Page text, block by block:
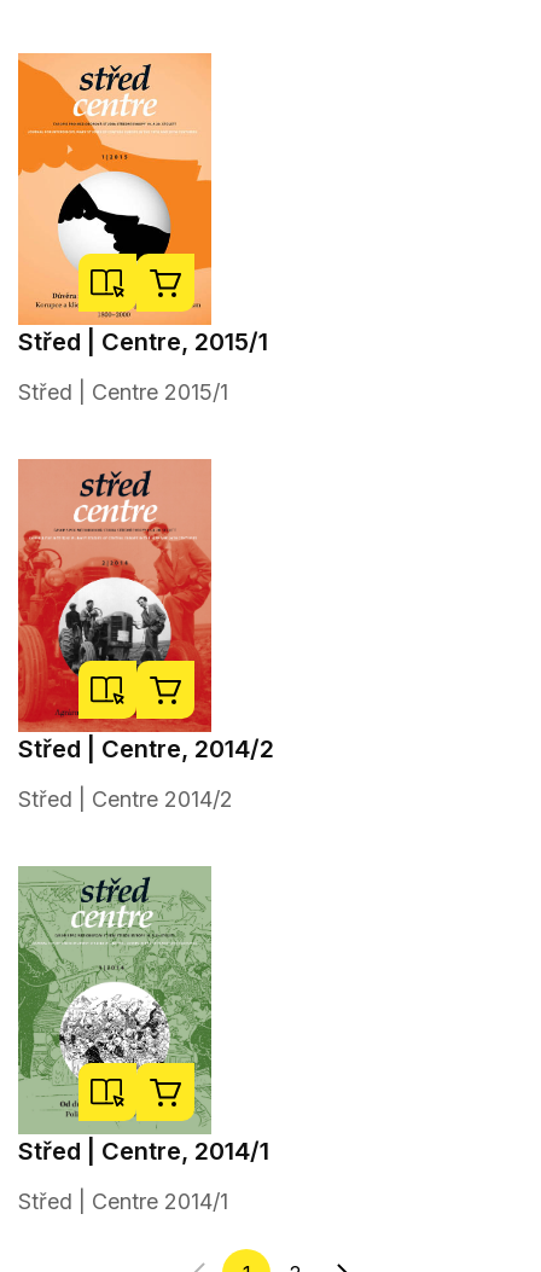
Střed | Centre, 2015/1
Střed | Centre 2015/1
Střed | Centre, 2014/2
Střed | Centre 2014/2
Střed | Centre, 2014/1
Střed | Centre 2014/1